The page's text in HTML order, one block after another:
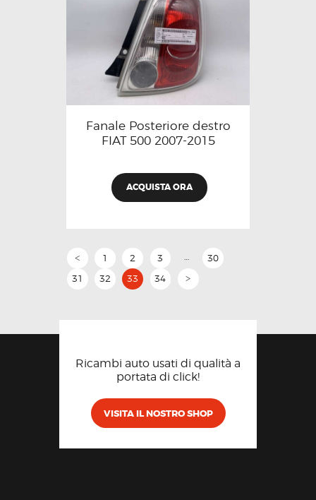
Fanale Posteriore destro
FIAT 500 2007-2015
ACQUISTA ORA
< 1 2 3
30
31
32 33 34 >
Ricambi auto usati di qualità a
portata di click!
VISITA IL NOSTRO SHOP